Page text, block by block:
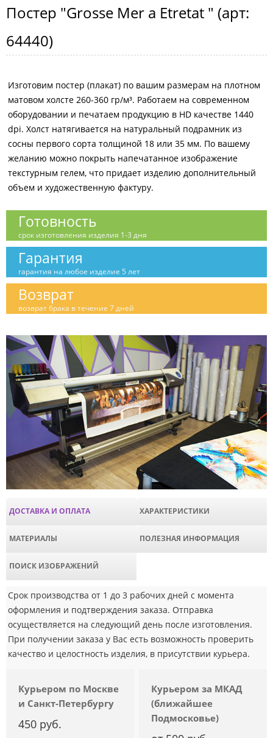
Постер "Grosse Mer a Etretat " (арт:
64440)
Изготовим постер (плакат) по вашим размерам на плотном
матовом холсте 260-360 гр/м³. Работаем на современном
оборудовании и печатаем продукцию в HD качестве 1440
dpi. Холст натягивается на натуральный подрамник из
сосны первого сорта толщиной 18 или 35 мм. По вашему
желанию можно покрыть напечатанное изображение
текстурным гелем, что придает изделию дополнительный
объем и художественную фактуру.
Готовность
срок изготовления изделия 1-3 дня
Гарантия
гарантия на любое изделие 5 лет
Возврат
возврат брака в течение 7 дней
ДОСТАВКА И ОПЛАТА ХАРАКТЕРИСТИКИ
МАТЕРИАЛЫ ПОЛЕЗНАЯ ИНФОРМАЦИЯ
ПОИСК ИЗОБРАЖЕНИЙ
Срок производства от 1 до 3 рабочих дней с момента
оформления и подтверждения заказа. Отправка
осуществляется на следующий день после изготовления.
При получении заказа у Вас есть возможность проверить
качество и целостность изделия, в присутствии курьера.
Курьером по Москве
и Санкт-Петербургу
450 руб.
Курьером за МКАД
(ближайшее
Подмосковье)